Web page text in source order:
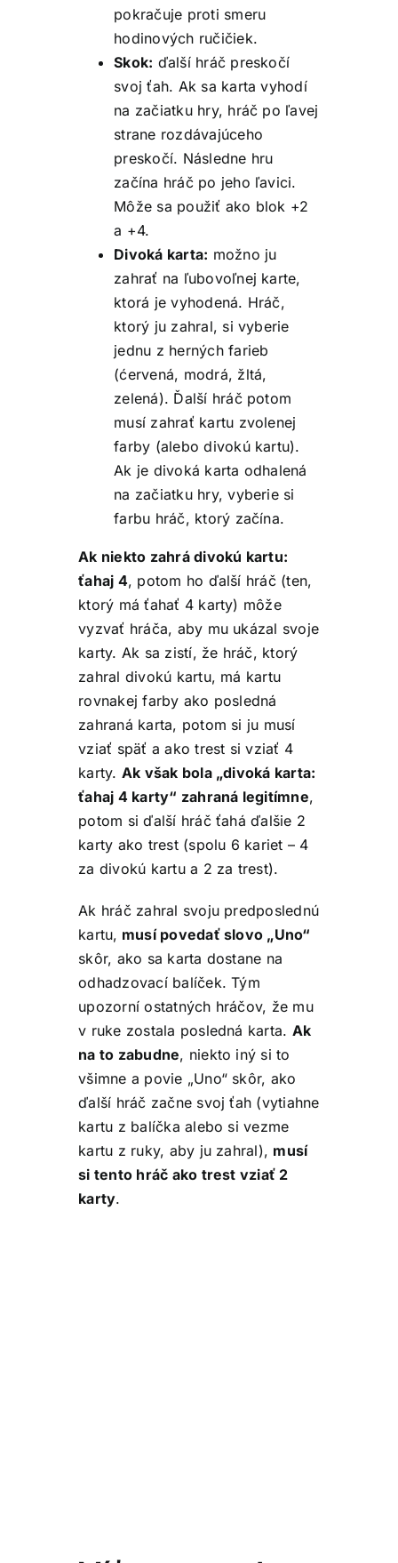
pokračuje proti smeru
hodinových ručičiek.
Skok: ďalší hráč preskočí
svoj ťah. Ak sa karta vyhodí
na začiatku hry, hráč po ľavej
strane rozdávajúceho
preskočí. Následne hru
začína hráč po jeho ľavici.
Môže sa použiť ako blok +2
a +4.
Divoká karta: možno ju
zahrať na ľubovoľnej karte,
ktorá je vyhodená. Hráč,
ktorý ju zahral, si vyberie
jednu z herných farieb
(ćervená, modrá, žltá,
zelená). Ďalší hráč potom
musí zahrať kartu zvolenej
farby (alebo divokú kartu).
Ak je divoká karta odhalená
na začiatku hry, vyberie si
farbu hráč, ktorý začína.
Ak niekto zahrá divokú kartu:
ťahaj 4, potom ho ďalší hráč (ten,
ktorý má ťahať 4 karty) môže
vyzvať hráča, aby mu ukázal svoje
karty. Ak sa zistí, že hráč, ktorý
zahral divokú kartu, má kartu
rovnakej farby ako posledná
zahraná karta, potom si ju musí
vziať späť a ako trest si vziať 4
karty. Ak však bola „divoká karta:
ťahaj 4 karty“ zahraná legitímne,
potom si ďalší hráč ťahá ďalšie 2
karty ako trest (spolu 6 kariet – 4
za divokú kartu a 2 za trest).
Ak hráč zahral svoju predposlednú
kartu, musí povedať slovo „Uno“
skôr, ako sa karta dostane na
odhadzovací balíček. Tým
upozorní ostatných hráčov, že mu
v ruke zostala posledná karta. Ak
na to zabudne, niekto iný si to
všimne a povie „Uno“ skôr, ako
ďalší hráč začne svoj ťah (vytiahne
kartu z balíčka alebo si vezme
kartu z ruky, aby ju zahral), musí
si tento hráč ako trest vziať 2
karty.